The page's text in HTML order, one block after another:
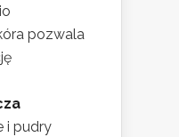
pozwala
i pudry